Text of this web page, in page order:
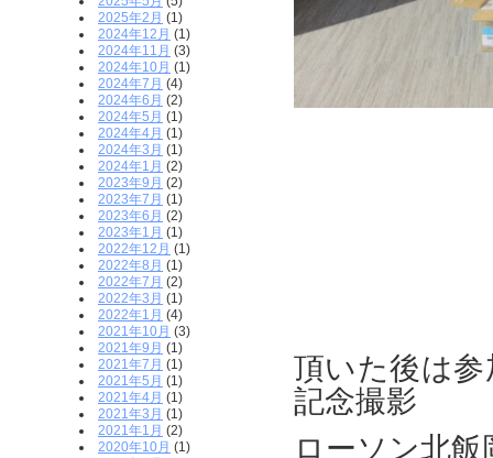
2025年2月 (1)
2024年12月 (1)
2024年11月 (3)
2024年10月 (1)
2024年7月 (4)
2024年6月 (2)
2024年5月 (1)
2024年4月 (1)
2024年3月 (1)
2024年1月 (2)
2023年9月 (2)
2023年7月 (1)
2023年6月 (2)
2023年1月 (1)
2022年12月 (1)
2022年8月 (1)
2022年7月 (2)
2022年3月 (1)
2022年1月 (4)
2021年10月 (3)
2021年9月 (1)
2021年7月 (1)
2021年5月 (1)
2021年4月 (1)
2021年3月 (1)
2021年1月 (2)
2020年10月 (1)
頂いた後は
記念撮影
ローソン北